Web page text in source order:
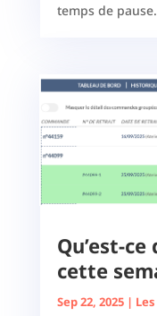
temps de
Qu’est-
cette
Sep 22, 2025|